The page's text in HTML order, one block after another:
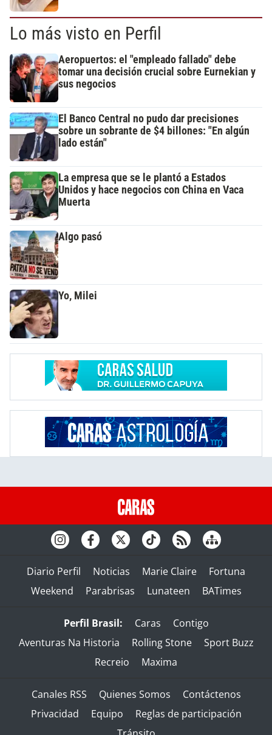
Lo más visto en Perfil
Aeropuertos: el "empleado fallado" debe
tomar una decisión crucial sobre Eurnekian y
sus negocios
El Banco Central no pudo dar precisiones
sobre un sobrante de $4 billones: "En algún
lado están"
La empresa que se le plantó a Estados
Unidos y hace negocios con China en Vaca
Muerta
Algo pasó
Yo, Milei
Diario Perfil Noticias Marie Claire
Fortuna
Weekend
Parabrisas Lunateen BATimes
Perfil Brasil: Caras
Contigo
Aventuras Na Historia
Rolling Stone
Sport Buzz
Recreio
Maxima
Canales RSS Quienes Somos
Contáctenos
Privacidad
Equipo
Reglas de participación